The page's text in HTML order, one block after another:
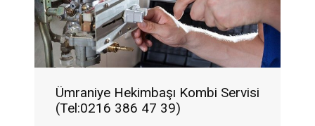
Ümraniye Hekimbaşı Kombi Servisi
(Tel:0216 386 47 39)